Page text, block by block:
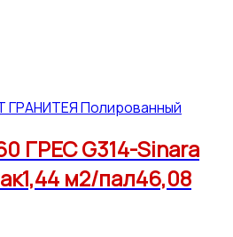
ГРАНИТЕЯ Полированный
ГРЕС G314-Sinara
м2/пал46,08